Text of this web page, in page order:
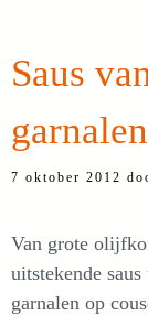
Saus
garnalen
7 oktober 2012
Van grote
uitstekende
garnalen op